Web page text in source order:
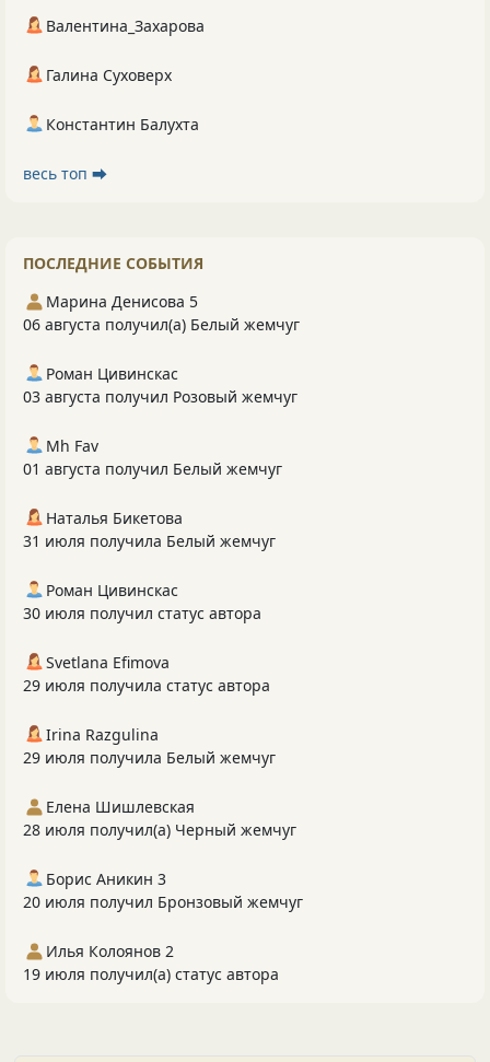
Валентина_Захарова
Галина Суховерх
Константин Балухта
весь топ ⮕
ПОСЛЕДНИЕ СОБЫТИЯ
Марина Денисова 5
06 августа получил(а) Белый жемчуг
Роман Цивинскас
03 августа получил Розовый жемчуг
Mh Fav
01 августа получил Белый жемчуг
Наталья Бикетова
31 июля получила Белый жемчуг
Роман Цивинскас
30 июля получил статус автора
Svetlana Efimova
29 июля получила статус автора
Irina Razgulina
29 июля получила Белый жемчуг
Елена Шишлевская
28 июля получил(а) Черный жемчуг
Борис Аникин 3
20 июля получил Бронзовый жемчуг
Илья Колоянов 2
19 июля получил(а) статус автора